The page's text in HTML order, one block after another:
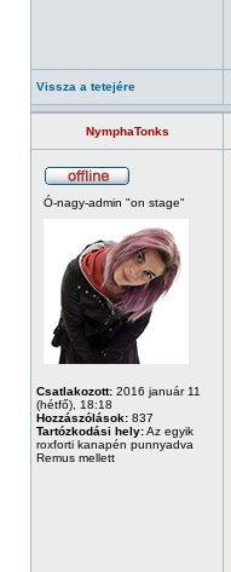
Vissza a tetejére
NymphaTonks
Ó-nagy-admin "on stage"
Csatlakozott: 2016 január 11
(hétfő), 18:18
Hozzászólások: 837
Tartózkodási hely:Az egyik
roxforti kanapén punnyadva
Remus mellett